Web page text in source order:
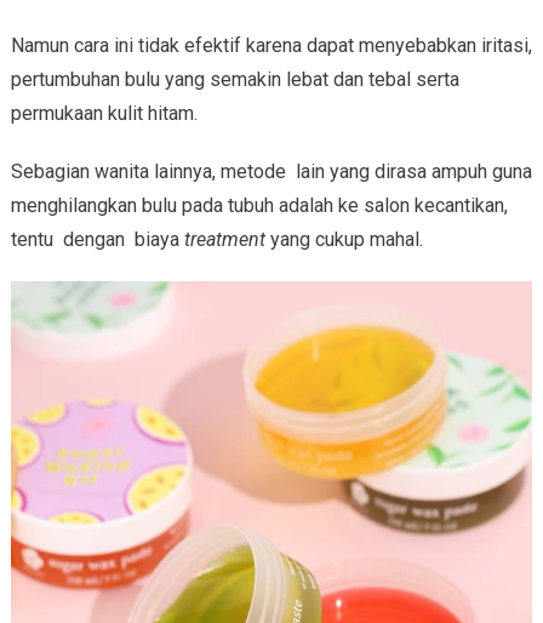
Namun cara ini tidak efektif karena dapat menyebabkan iritasi,
pertumbuhan bulu yang semakin lebat dan tebal serta
permukaan kulit hitam.
Sebagian wanita lainnya, metode lain yang dirasa ampuh guna
menghilangkan bulu pada tubuh adalah ke salon kecantikan,
tentu dengan biaya treatment yang cukup mahal.